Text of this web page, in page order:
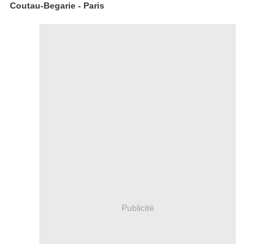
Coutau-Begarie - Paris
Publicité